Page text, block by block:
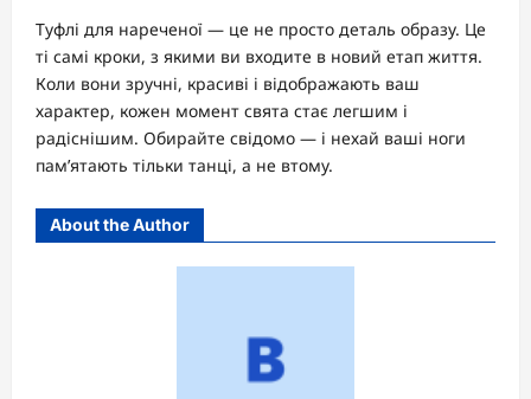
Туфлі для нареченої — це не просто деталь образу. Це
ті самі кроки, з якими ви входите в новий етап життя.
Коли вони зручні, красиві і відображають ваш
характер, кожен момент свята стає легшим і
радіснішим. Обирайте свідомо — і нехай ваші ноги
пам’ятають тільки танці, а не втому.
About the Author